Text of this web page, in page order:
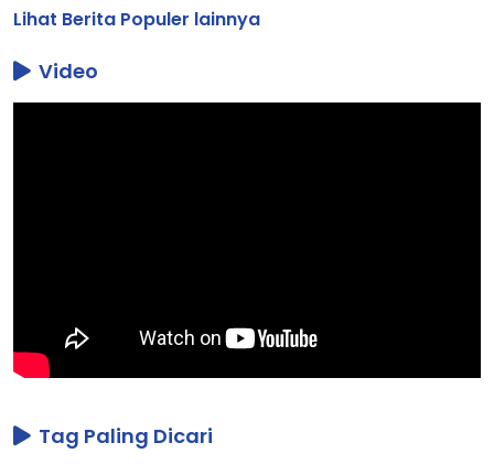
Lihat Berita Populer lainnya
Video
Tag Paling Dicari